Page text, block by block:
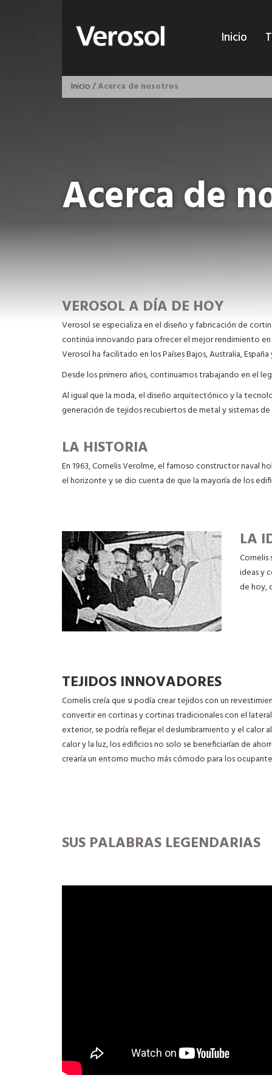
Inicio
Inicio/Acerca de nosotros
Acerca de
VEROSOL A DÍA DE HOY
Verosol se especializa en el diseño y fabricación de
continúa innovando para ofrecer el mejor rendimiento
Verosol ha facilitado en los Países Bajos, Australia,
Desde los primero años, continuamos trabajando en el
Al igual que la moda, el diseño arquitectónico y la
generación de tejidos recubiertos de metal y sistemas
LA HISTORIA
En 1963, Cornelis Verolme, el famoso constructor naval
el horizonte y se dio cuenta de que la mayoría de los
LA
ideas y
de hoy,
TEJIDOS INNOVADORES
Cornelis creía que si podía crear tejidos con un
convertir en cortinas y cortinas tradicionales con el
exterior, se podría reflejar el deslumbramiento y el calor
calor y la luz, los edificios no solo se beneficiarían de
crearía un entorno mucho más cómodo para los
SUS PALABRAS LEGENDARIAS